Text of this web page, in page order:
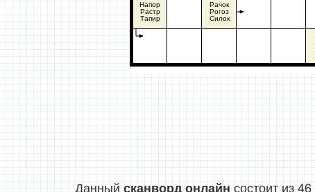
Напор
Растр
Тапир
Рачок
Рогоз
Силок
Данный сканворд онлайн состоит из